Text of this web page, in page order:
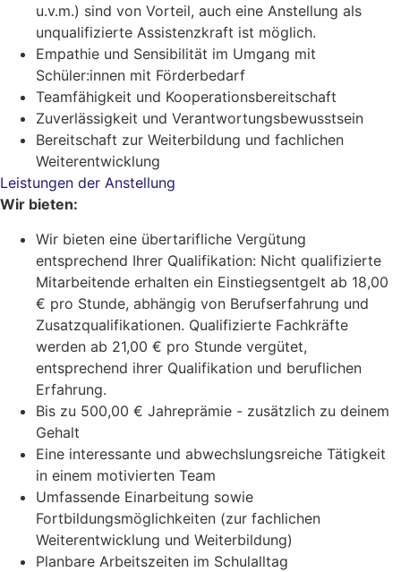
u.v.m.) sind von Vorteil, auch eine Anstellung als
unqualifizierte Assistenzkraft ist möglich.
Empathie und Sensibilität im Umgang mit
Schüler:innen mit Förderbedarf
Teamfähigkeit und Kooperationsbereitschaft
Zuverlässigkeit und Verantwortungsbewusstsein
Bereitschaft zur Weiterbildung und fachlichen
Weiterentwicklung
Leistungen der Anstellung
Wir bieten:
Wir bieten eine übertarifliche Vergütung
entsprechend Ihrer Qualifikation: Nicht qualifizierte
Mitarbeitende erhalten ein Einstiegsentgelt ab 18,00
€ pro Stunde, abhängig von Berufserfahrung und
Zusatzqualifikationen. Qualifizierte Fachkräfte
werden ab 21,00 € pro Stunde vergütet,
entsprechend ihrer Qualifikation und beruflichen
Erfahrung.
Bis zu 500,00 € Jahreprämie - zusätzlich zu deinem
Gehalt
Eine interessante und abwechslungsreiche Tätigkeit
in einem motivierten Team
Umfassende Einarbeitung sowie
Fortbildungsmöglichkeiten (zur fachlichen
Weiterentwicklung und Weiterbildung)
Planbare Arbeitszeiten im Schulalltag